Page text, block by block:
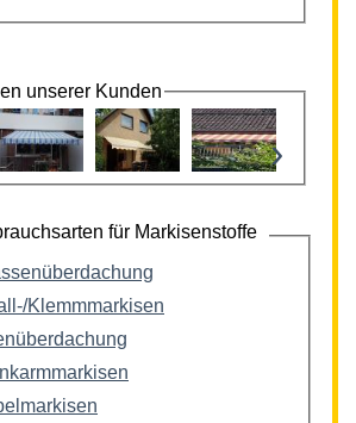
unserer Kunden
›
für Markisenstoffe
Klemmmarkisen